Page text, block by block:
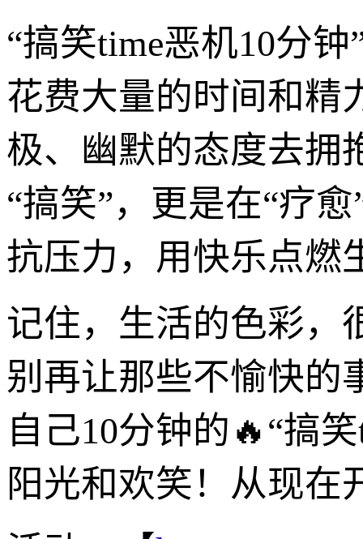
“搞笑time恶机10分
花费大量的时间和精
极、幽默的态度去拥
“搞笑”，更是在“疗
抗压力，用快乐点燃
记住，生活的色彩，
别再让那些不愉快的
自己10分钟的🔥“搞
阳光和欢笑！从现在